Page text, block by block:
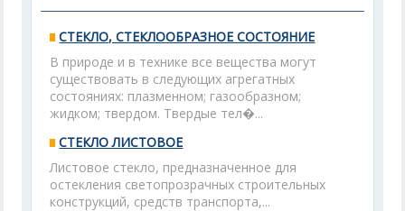
СТЕКЛО, СТЕКЛООБРАЗНОЕ СОСТОЯНИЕ
В природе и в технике все вещества могут
существовать в следующих агрегатных
состояниях: плазменном; газообразном;
жидком; твердом. Твердые тел�...
СТЕКЛО ЛИСТОВОЕ
Листовое стекло, предназначенное для
остекления светопрозрачных строительных
конструкций, средств транспорта,...